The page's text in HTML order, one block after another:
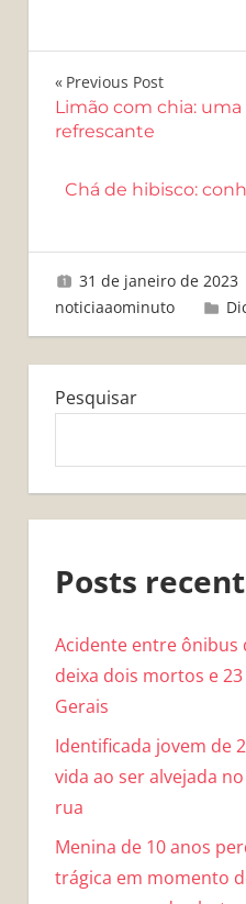
Navegação
de
Post
Previous Post
Limão com chia:
refrescante
Chá de hibisco:
31 de janeiro de 2023
noticiaaominuto
Pesquisar
Posts
Acidente entre ônibus
deixa dois mortos e
Gerais
Identificada jovem de
vida ao ser alvejada
rua
Menina de 10 anos
trágica em momento